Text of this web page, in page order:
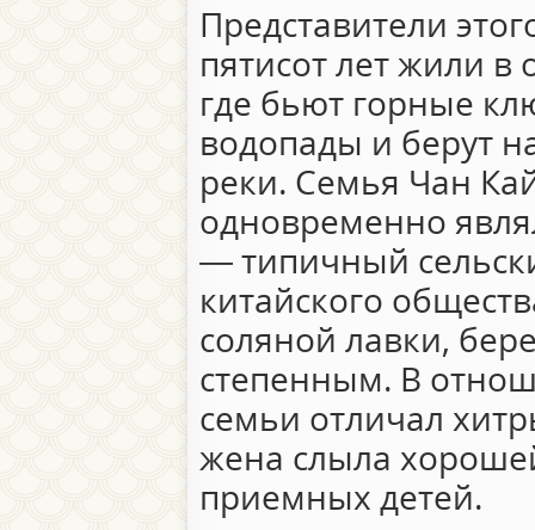
Представители
пятисот лет жили
где бьют горные
водопады и берут
реки. Семья Чан
одновременно
— типичный
китайского
соляной лавки,
степенным. В
семьи отличал
жена слыла
приемных детей.